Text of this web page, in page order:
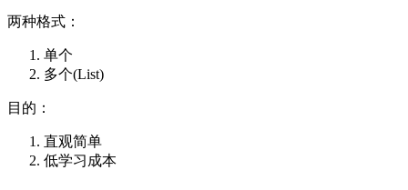
两种格式：
单个
多个(List)
目的：
直观简单
低学习成本